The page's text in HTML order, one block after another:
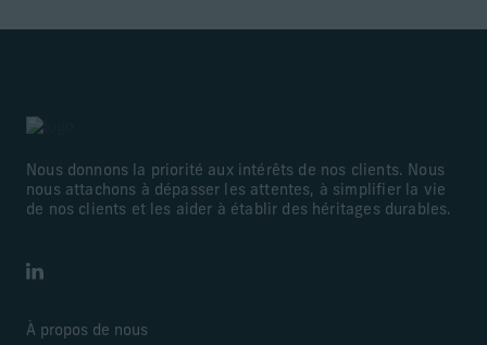
Nous donnons la priorité aux intérêts de nos clients. Nous
nous attachons à dépasser les attentes, à simplifier la vie
de nos clients et les aider à établir des héritages durables.
LinkedIn
À propos de nous